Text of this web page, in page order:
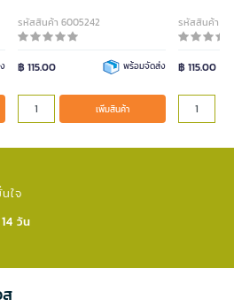
รหัสสินค้า 6005242
฿ 115.00 พร้อมจัดส่ง
เพิ่มสินค้า
รหัสสินค้า
฿ 115.00
ใจ​
วัน